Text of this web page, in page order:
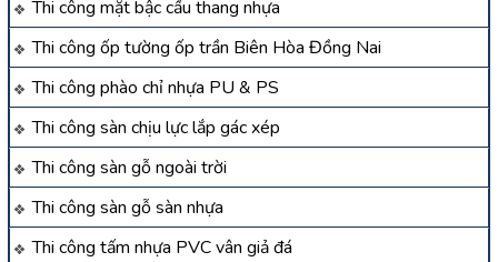
Thi công mặt bậc cầu thang nhựa
Thi công ốp tường ốp trần Biên Hòa Đồng Nai
Thi công phào chỉ nhựa PU & PS
Thi công sàn chịu lực lắp gác xép
Thi công sàn gỗ ngoài trời
Thi công sàn gỗ sàn nhựa
Thi công tấm nhựa PVC vân giả đá